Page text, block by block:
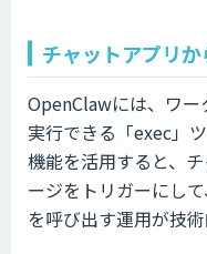
チャットアプリ
OpenClawには、ワー
実行できる「exec」
機能を活用すると、
ージをトリガーにし
を呼び出す運用が技